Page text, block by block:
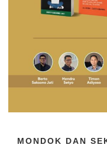
MONDOK DAN